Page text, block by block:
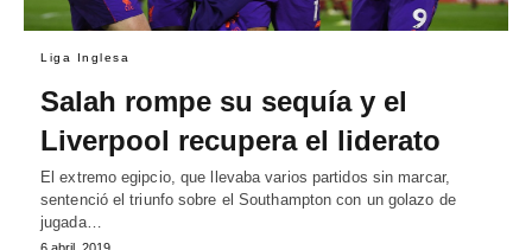
Liga Inglesa
Salah rompe su sequía y el
Liverpool recupera el liderato
El extremo egipcio, que llevaba varios partidos sin marcar,
sentenció el triunfo sobre el Southampton con un golazo de
jugada…